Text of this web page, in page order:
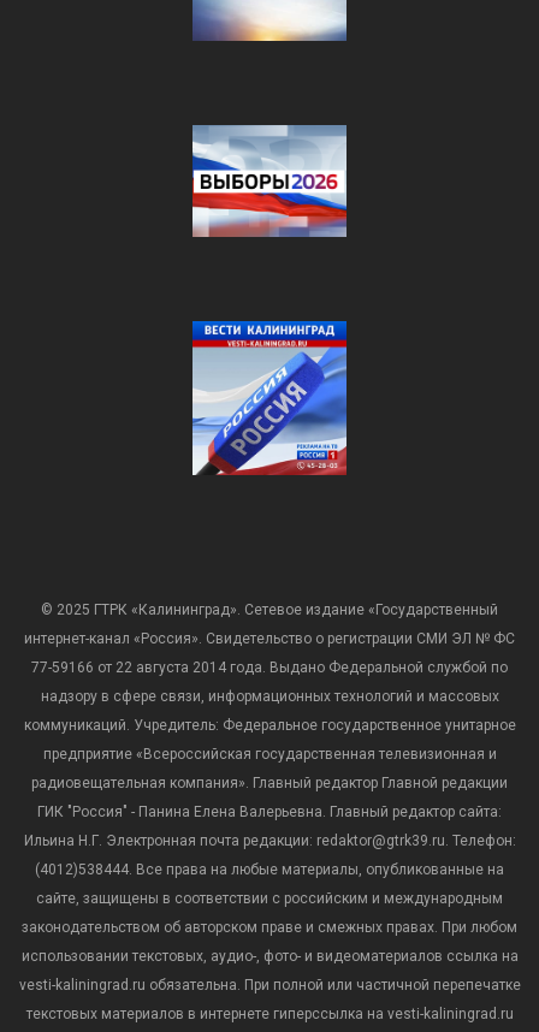
© 2025 ГТРК «Калининград». Сетевое издание «Государственный
интернет-канал «Россия». Свидетельство о регистрации СМИ ЭЛ № ФС
77-59166 от 22 августа 2014 года. Выдано Федеральной службой по
надзору в сфере связи, информационных технологий и массовых
коммуникаций. Учредитель: Федеральное государственное унитарное
предприятие «Всероссийская государственная телевизионная и
радиовещательная компания». Главный редактор Главной редакции
ГИК "Россия" - Панина Елена Валерьевна. Главный редактор сайта:
Ильина Н.Г. Электронная почта редакции: redaktor@gtrk39.ru. Телефон:
(4012)538444. Все права на любые материалы, опубликованные на
сайте, защищены в соответствии с российским и международным
законодательством об авторском праве и смежных правах. При любом
использовании текстовых, аудио-, фото- и видеоматериалов ссылка на
vesti-kaliningrad.ru обязательна. При полной или частичной перепечатке
текстовых материалов в интернете гиперссылка на vesti-kaliningrad.ru